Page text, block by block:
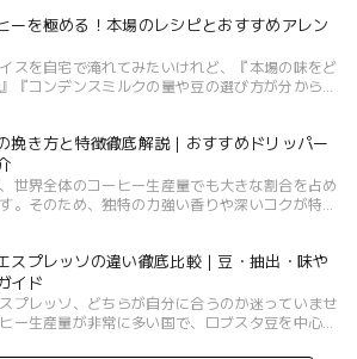
ーを極める！本場のレシピとおすすめアレン
スを自宅で淹れてみたいけれど、『本場の味をど
『コンデンスミルクの量や豆の選び方が分からな
挽き方と特徴徹底解説｜おすすめドリッパー
世界全体のコーヒー生産量でも大きな割合を占め
。そのため、独特の力強い香りや深いコクが特徴
スプレッソの違い徹底比較｜豆・抽出・味や
イド
プレッソ、どちらが自分に合うのか迷っていませ
ー生産量が非常に多い国で、ロブスタ豆を中心に